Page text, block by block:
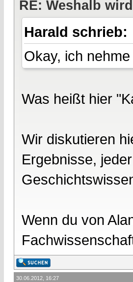
RE: Weshalb
Harald schrieb:
Okay, ich
Was heißt hier
Wir diskutieren
Ergebnisse,
Wenn du von
30.06.2012, 16:27